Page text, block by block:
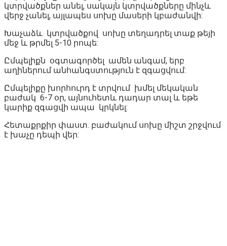
կտրվածքներ անել, սակայն կտրվածքները մինչև
վերջ չանել, այլապես սոխը մասերի կբաժանվի:
Խաչաձև կտրվածքով սոխը տեղադրել տաք թեյի
մեջ և թրմել 5-10 րոպե:
Ըմպելիքն օգտագործել ամեն անգամ, երբ
աղիներում անհանգստություն է զգացվում:
Ըմպելիքը խորհուրդ է տրվում խմել մեկական
բաժակ 6-7 օր, այնուհետև դադար տալ և եթե
կարիք զգացվի ապա կրկնել:
Հետաքրքիր փաստ. բաժակում սոխը միշտ շրջվում
է խաչը դեպի վեր: